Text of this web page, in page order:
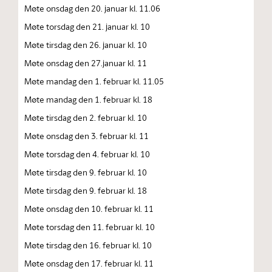
Møte onsdag den 20. januar kl. 11.06
Møte torsdag den 21. januar kl. 10
Møte tirsdag den 26. januar kl. 10
Møte onsdag den 27.januar kl. 11
Møte mandag den 1. februar kl. 11.05
Møte mandag den 1. februar kl. 18
Møte tirsdag den 2. februar kl. 10
Møte onsdag den 3. februar kl. 11
Møte torsdag den 4. februar kl. 10
Møte tirsdag den 9. februar kl. 10
Møte tirsdag den 9. februar kl. 18
Møte onsdag den 10. februar kl. 11
Møte torsdag den 11. februar kl. 10
Møte tirsdag den 16. februar kl. 10
Møte onsdag den 17. februar kl. 11